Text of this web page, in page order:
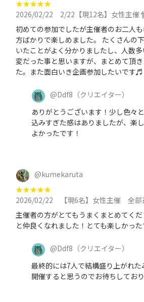
★★★★★
2026/02/22
2/22【現12名】女性主催🐈‍⬛猫探し下町ゆる散歩
初めての参加でしたが主催者のお二人
方ばかりで楽しめました。 たくさんの
いたことがよく分かりましたし、人数
変だった事と思いますが、まとめて頂
た。また面白いき企画参加したいです♬
@Ddf8 （クリエイター）
ありがとうございます！少し色々
込みすぎた感はありましたが、楽
よかったです！
@kumekaruta
★★★★★
2026/02/22
【現6名】女性主催 全部込み込み‼️気ままにカラオケ会🎤ソフトドリ
主催者の方がとてもうまくまとめてく
と仲良くなれました！とても楽しかった
@Ddf8 （クリエイター）
最終的には7人で結構盛り上がれ
開催すると思うのでお待ちしてお